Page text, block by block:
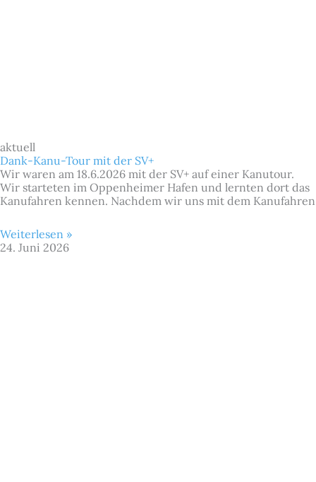
aktuell
Dank-Kanu-Tour mit der SV+
Wir waren am 18.6.2026 mit der SV+ auf einer Kanutour.
Wir starteten im Oppenheimer Hafen und lernten dort das
Kanufahren kennen. Nachdem wir uns mit dem Kanufahren
Weiterlesen »
24. Juni 2026